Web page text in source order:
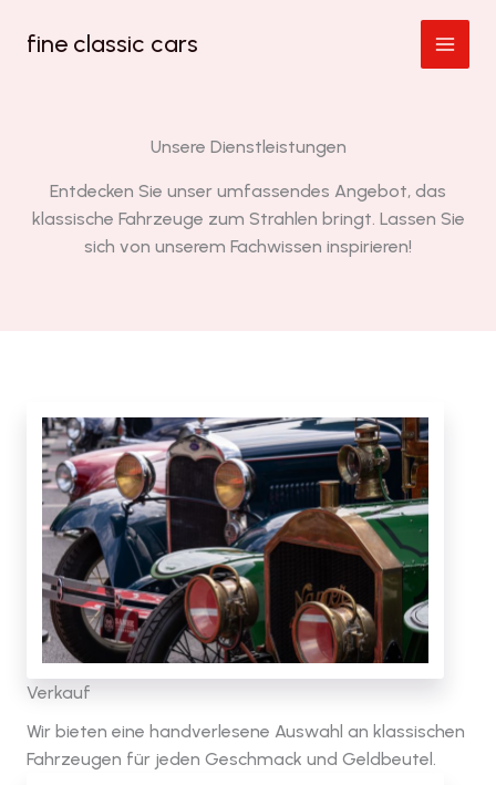
Inhaltfine classic cars
Unsere Dienstleistungen
Entdecken Sie unser umfassendes Angebot, das
klassische Fahrzeuge zum Strahlen bringt. Lassen Sie
sich von unserem Fachwissen inspirieren!
Verkauf
Wir bieten eine handverlesene Auswahl an klassischen
Fahrzeugen für jeden Geschmack und Geldbeutel.